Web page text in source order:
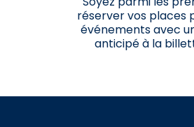
réserver vos places
événements avec
anticipé à la